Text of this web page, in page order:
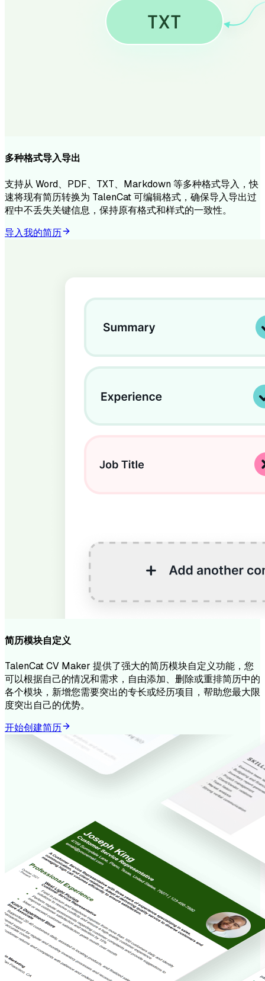
多种格式导入导出
支持从 Word、PDF、TXT、Markdown 等多种格式导入，快
速将现有简历转换为 TalenCat 可编辑格式，确保导入导出过
程中不丢失关键信息，保持原有格式和样式的一致性。
导入我的简历
简历模块自定义
TalenCat CV Maker 提供了强大的简历模块自定义功能，您
可以根据自己的情况和需求，自由添加、删除或重排简历中的
各个模块，新增您需要突出的专长或经历项目，帮助您最大限
度突出自己的优势。
开始创建简历